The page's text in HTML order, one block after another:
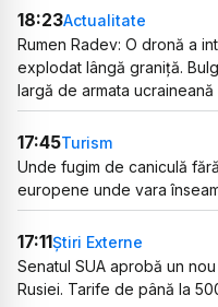
18:23Actualitate
Rumen Radev: O dronă a
explodat lângă graniță.
largă de armata ucraineană
17:45Turism
Unde fugim de caniculă
europene unde vara
17:11Știri Externe
Senatul SUA aprobă un
Rusiei. Tarife de până la